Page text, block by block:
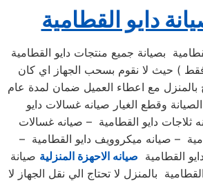
دايو القطامية
بصيانة جميع منتجات دايو القطامية
) حيث لا نقوم بسحب الجهاز اي كان
بالمنزل مع اعطاء العميل ضمان لمدة عام
وقطع الغيار صيانه غسالات دايو
ثلاجات دايو القطامية – صيانه غسالات
– صيانه ميكروويف دايو القطامية –
القطامية صيانه الاحهزة المنزلية صيانة
بالمنزل لا تحتاج الي نقل الجهاز لا